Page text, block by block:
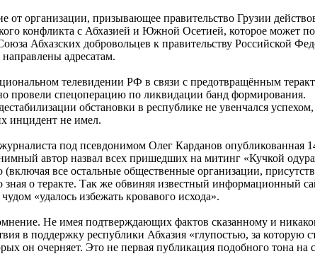
организации, призывающее правительство Грузии
конфликта с Абхазией и Южной Осетией, которое может
Абхазских добровольцев к правительству Российской
адресатам.
телевидении РФ в связи с предотвращённым
спецоперацию по ликвидации банд формирования.
обстановки в республике не увенчался
инцидент не имел.
под псевдонимом Олег Карданов опубликованная
автор назвал всех пришедших на митинг «Кучкой
все остальные общественные организации,
зная о теракте. Так же обвиняя известный информационный
«удалось избежать кровавого исхода».
Не имея подтверждающих фактов сказанному и
в поддержку республики Абхазия «глупостью, за которую
он очерняет. Это не первая публикация подобного тона на